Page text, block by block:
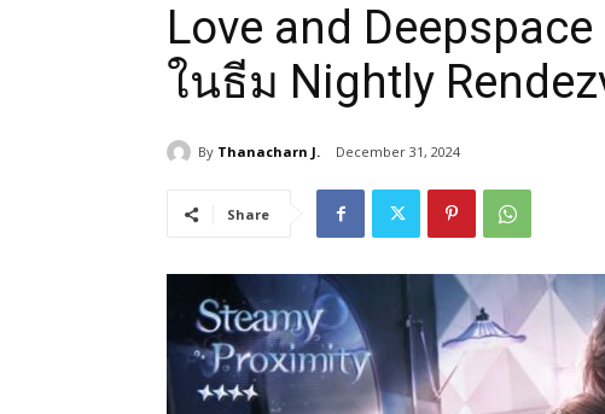
Love and
ในธีม Nightly
By Thanacharn J. December 31, 2024
Share